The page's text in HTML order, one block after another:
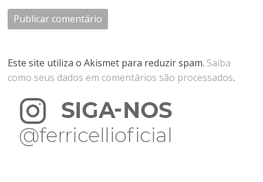
Este site utiliza o Akismet para reduzir spam. Saiba
como seus dados em comentários são processados.